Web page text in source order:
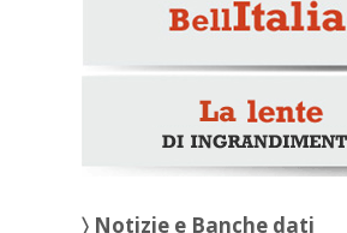
〉 Notizie e Banche dati